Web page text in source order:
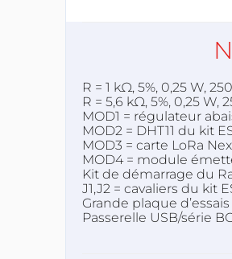
R = 1 kΩ, 5%, 0,25 W,
R = 5,6 kΩ, 5%, 0,25 W,
MOD1 = régulateur
MOD2 = DHT11 du kit
MOD3 = carte LoRa
MOD4 = module
Kit de démarrage du
J1,J2 = cavaliers du kit
Grande plaque
Passerelle USB/série